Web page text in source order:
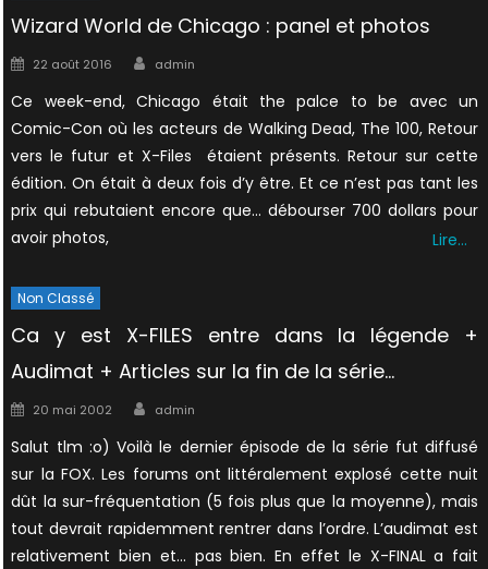
Wizard World de Chicago : panel et photos
Posted
22 août 2016 Author
admin
Ce week-end, Chicago était the palce to be avec un
Comic-Con où les acteurs de Walking Dead, The 100, Retour
vers le futur et X-Files étaient présents. Retour sur cette
édition. On était à deux fois d’y être. Et ce n’est pas tant les
prix qui rebutaient encore que… débourser 700 dollars pour
avoir photos,
Lire…
Non Classé
Ca y est X-FILES entre dans la légende +
Audimat + Articles sur la fin de la série…
Posted
20 mai 2002 Author
admin
Salut tlm :o) Voilà le dernier épisode de la série fut diffusé
sur la FOX. Les forums ont littéralement explosé cette nuit
dût la sur-fréquentation (5 fois plus que la moyenne), mais
tout devrait rapidemment rentrer dans l’ordre. L’audimat est
relativement bien et… pas bien. En effet le X-FINAL a fait